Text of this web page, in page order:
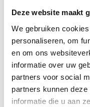
Deze website maakt
We gebruiken
personaliseren, om
en om ons
informatie over uw
partners voor social
partners kunnen
informatie die u aan
Wij begrijpen dat
niet alleen een
direct aan je
de dagelijkse
Flexcom helpt